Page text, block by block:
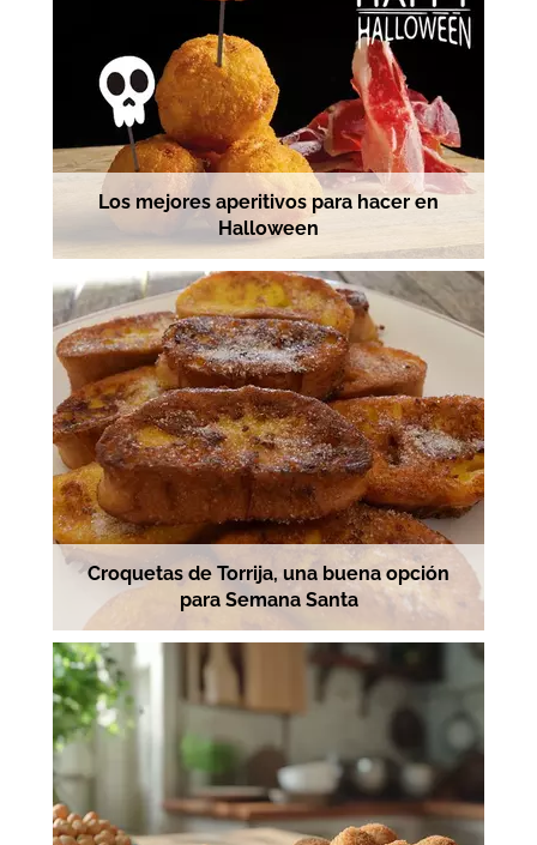
Los mejores aperitivos para hacer en
Halloween
Croquetas de Torrija, una buena opción
para Semana Santa